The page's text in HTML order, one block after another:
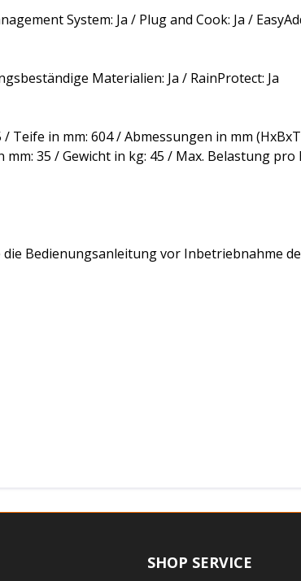
System: Ja / Plug and Cook: Ja /
Materialien: Ja / RainProtect: Ja
Teife in mm: 604 / Abmessungen in mm
35 / Gewicht in kg: 45 / Max. Belastung
die Bedienungsanleitung vor Inbetriebnahme
SHOP SERVICE